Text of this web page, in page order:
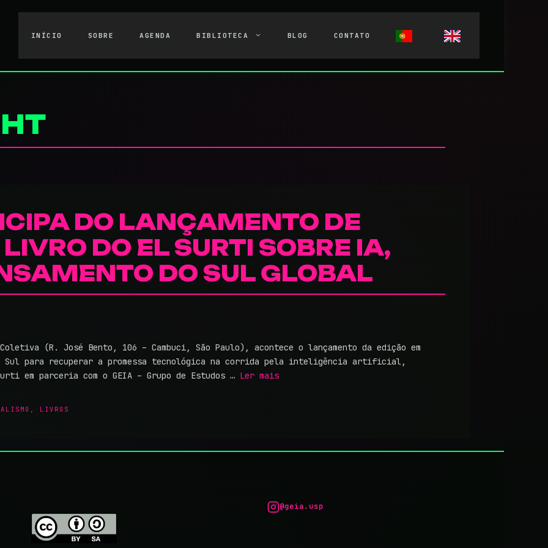
INÍCIO SOBRE AGENDA BIBLIOTECA BLOG CONTATO
DO LANÇAMENTO DE
DO EL SURTI SOBRE IA,
DO SUL GLOBAL
(R. José Bento, 106 – Cambuci, São Paulo), acontece o lançamento da edição em
Sul para recuperar a promessa tecnológica na corrida pela inteligência artificial,
em parceria com o GEIA – Grupo de Estudos … Ler mais
, LIVROS
@geia.usp